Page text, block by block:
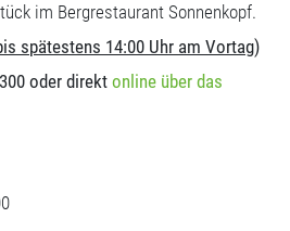
im Bergrestaurant Sonnenkopf.
spätestens 14:00 Uhr am Vortag)
oder direktonline über das